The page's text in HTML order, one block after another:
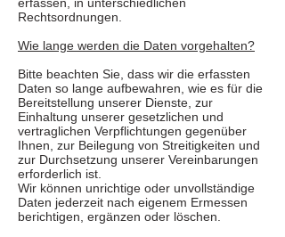
Rechtsordnungen.
Wie lange werden die Daten vorgehalten?
Bitte beachten Sie, dass wir die erfassten
Daten so lange aufbewahren, wie es für die
Bereitstellung unserer Dienste, zur
Einhaltung unserer gesetzlichen und
vertraglichen Verpflichtungen gegenüber
Ihnen, zur Beilegung von Streitigkeiten und
zur Durchsetzung unserer Vereinbarungen
erforderlich ist.
Wir können unrichtige oder unvollständige
Daten jederzeit nach eigenem Ermessen
berichtigen, ergänzen oder löschen.